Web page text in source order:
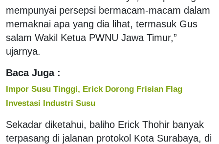
mempunyai persepsi bermacam-macam dalam
memaknai apa yang dia lihat, termasuk Gus
salam Wakil Ketua PWNU Jawa Timur,”
ujarnya.
Baca Juga :
Impor Susu Tinggi, Erick Dorong Frisian Flag
Investasi Industri Susu
Sekadar diketahui, baliho Erick Thohir banyak
terpasang di jalanan protokol Kota Surabaya, di